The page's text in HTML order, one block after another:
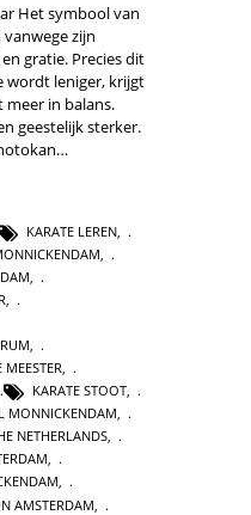
Het symbool van
zijn
gratie. Precies dit
wordt leniger, krijgt
meer in balans.
geestelijk sterker.
KARATE LEREN
,
MEESTER,
KARATE STOOT,
MONNICKENDAM,
NETHERLANDS,
,
,
AMSTERDAM